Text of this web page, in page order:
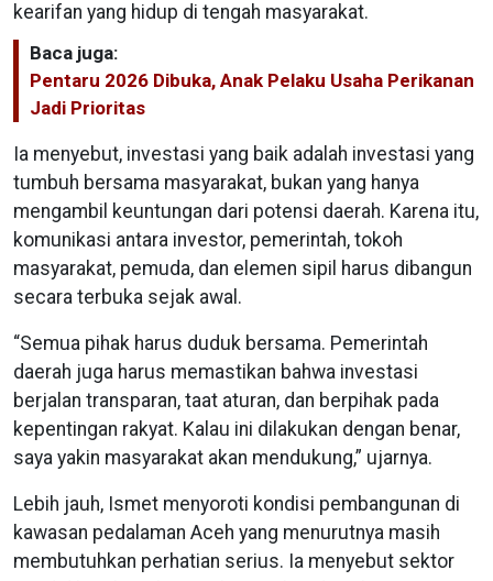
kearifan yang hidup di tengah masyarakat.
Baca juga:
Pentaru 2026 Dibuka, Anak Pelaku Usaha Perikanan
Jadi Prioritas
Ia menyebut, investasi yang baik adalah investasi yang
tumbuh bersama masyarakat, bukan yang hanya
mengambil keuntungan dari potensi daerah. Karena itu,
komunikasi antara investor, pemerintah, tokoh
masyarakat, pemuda, dan elemen sipil harus dibangun
secara terbuka sejak awal.
“Semua pihak harus duduk bersama. Pemerintah
daerah juga harus memastikan bahwa investasi
berjalan transparan, taat aturan, dan berpihak pada
kepentingan rakyat. Kalau ini dilakukan dengan benar,
saya yakin masyarakat akan mendukung,” ujarnya.
Lebih jauh, Ismet menyoroti kondisi pembangunan di
kawasan pedalaman Aceh yang menurutnya masih
membutuhkan perhatian serius. Ia menyebut sektor